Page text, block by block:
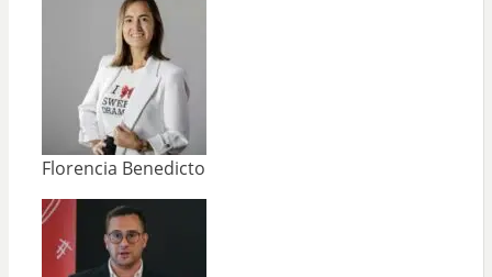
Florencia Benedicto